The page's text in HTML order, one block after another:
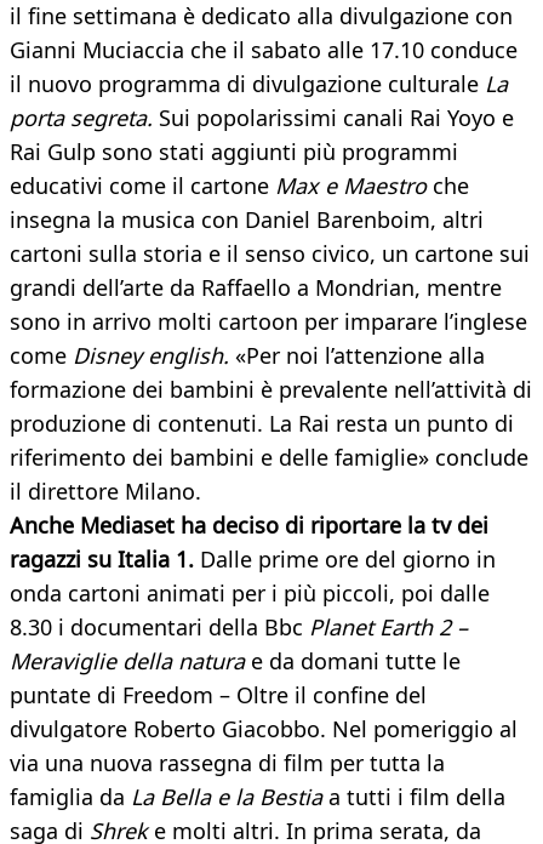
il fine settimana è dedicato alla divulgazione con
Gianni Muciaccia che il sabato alle 17.10 conduce
il nuovo programma di divulgazione culturale La
porta segreta. Sui popolarissimi canali Rai Yoyo e
Rai Gulp sono stati aggiunti più programmi
educativi come il cartone Max e Maestroche
insegna la musica con Daniel Barenboim, altri
cartoni sulla storia e il senso civico, un cartone sui
grandi dell’arte da Raffaello a Mondrian, mentre
sono in arrivo molti cartoon per imparare l’inglese
come Disney english. «Per noi l’attenzione alla
formazione dei bambini è prevalente nell’attività di
produzione di contenuti. La Rai resta un punto di
riferimento dei bambini e delle famiglie» conclude
il direttore Milano.
Anche Mediaset ha deciso di riportare la tv dei
ragazzi su Italia 1. Dalle prime ore del giorno in
onda cartoni animati per i più piccoli, poi dalle
8.30 i documentari della Bbc Planet Earth 2 –
Meraviglie della naturae da domani tutte le
puntate di Freedom – Oltre il confine del
divulgatore Roberto Giacobbo. Nel pomeriggio al
via una nuova rassegna di film per tutta la
famiglia da La Bella e la Bestiaa tutti i film della
saga di Shreke molti altri. In prima serata, da